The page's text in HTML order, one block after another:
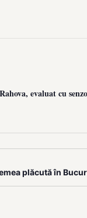
evaluat cu
plăcută în